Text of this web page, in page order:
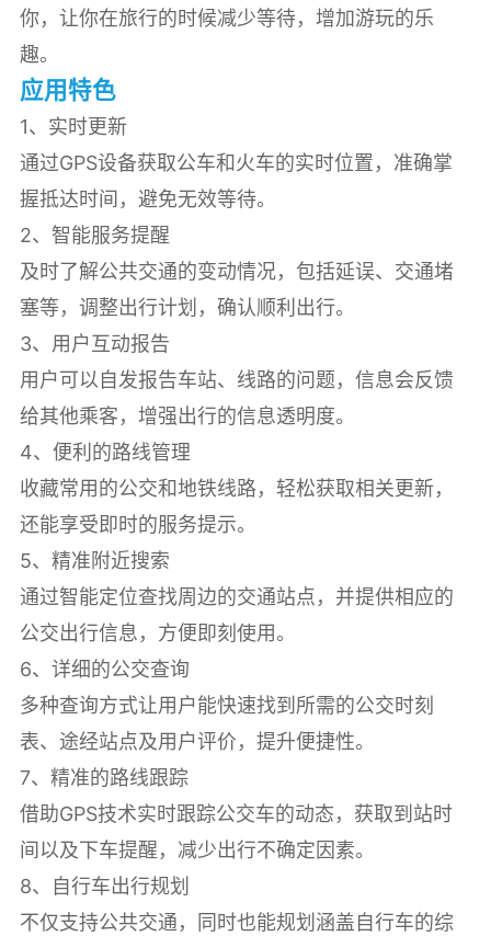
你，让你在旅行的时候减少等待，增加游玩的乐
趣。
应用特色
1、实时更新
通过GPS设备获取公车和火车的实时位置，准确掌
握抵达时间，避免无效等待。
2、智能服务提醒
及时了解公共交通的变动情况，包括延误、交通堵
塞等，调整出行计划，确认顺利出行。
3、用户互动报告
用户可以自发报告车站、线路的问题，信息会反馈
给其他乘客，增强出行的信息透明度。
4、便利的路线管理
收藏常用的公交和地铁线路，轻松获取相关更新，
还能享受即时的服务提示。
5、精准附近搜索
通过智能定位查找周边的交通站点，并提供相应的
公交出行信息，方便即刻使用。
6、详细的公交查询
多种查询方式让用户能快速找到所需的公交时刻
表、途经站点及用户评价，提升便捷性。
7、精准的路线跟踪
借助GPS技术实时跟踪公交车的动态，获取到站时
间以及下车提醒，减少出行不确定因素。
8、自行车出行规划
不仅支持公共交通，同时也能规划涵盖自行车的综